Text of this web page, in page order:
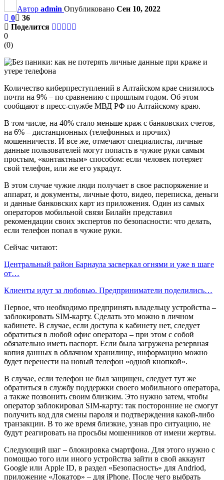
Автор admin Опубликовано Сен 10, 2022
0
36
Поделится
0
(0)
Количество киберпреступлений в Алтайском крае снизилось
почти на 9% – по сравнению с прошлым годом. Об этом
сообщают в пресс-службе МВД РФ по Алтайскому краю.
В том числе, на 40% стало меньше краж с банковских счетов,
на 6% – дистанционных (телефонных и прочих)
мошенничеств. И все же, отмечают специалисты, личные
данные пользователей могут попасть в чужие руки самым
простым, «контактным» способом: если человек потеряет
свой телефон, или же его украдут.
В этом случае чужие люди получает в свое распоряжение и
аппарат, и документы, личные фото, видео, переписка, деньги
и данные банковских карт из приложения. Один из самых
операторов мобильной связи Билайн представил
рекомендации своих экспертов по безопасности: что делать,
если телефон попал в чужие руки.
Сейчас читают:
Центральный район Барнаула засверкал огнями и уже в шаге
от…
Клиенты идут за любовью. Предприниматели поделились…
Первое, что необходимо предпринять владельцу устройства –
заблокировать SIM-карту. Сделать это можно в личном
кабинете. В случае, если доступа к кабинету нет, следует
обратиться в любой офис оператора – при этом с собой
обязательно иметь паспорт. Если была загружена резервная
копия данных в облачном хранилище, информацию можно
будет перенести на новый телефон «одной кнопкой».
В случае, если телефон не был защищен, следует тут же
обратиться в службу поддержки своего мобильного оператора,
а также позвонить своим близким. Это нужно затем, чтобы
оператор заблокировал SIM-карту: так посторонние не смогут
получить код для смены пароля и подтверждения какой-либо
транзакции. В то же время близкие, узнав про ситуацию, не
будут реагировать на просьбы мошенников от имени жертвы.
Следующий шаг – блокировка смартфона. Для этого нужно с
помощью того или иного устройства зайти в свой аккаунт
Google или Apple ID, в раздел «Безопасность» для Andriod,
приложение «Локатор» – для iPhone. После чего выбрать